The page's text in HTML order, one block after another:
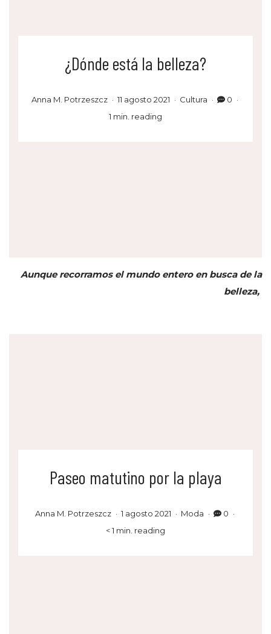
¿Dónde está la belleza?
Anna M. Potrzeszcz 11 agosto 2021 Cultura
0
1 min. reading
Aunque recorramos el mundo entero en busca de la
belleza,
Paseo matutino por la playa
Anna M. Potrzeszcz 1 agosto 2021 Moda
0
< 1 min. reading